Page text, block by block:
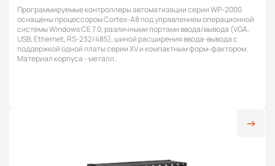
Программируемые контроллеры автоматизации серии WP-2000
оснащены процессором Cortex-A8 под управлением операционной
системы Windows CE 7.0, различными портами ввода/вывода (VGA,
USB, Ethernet, RS-232/485), шиной расширения ввода-вывода с
поддержкой одной платы серии XV и компактным форм-фактором.
Материал корпуса - металл.